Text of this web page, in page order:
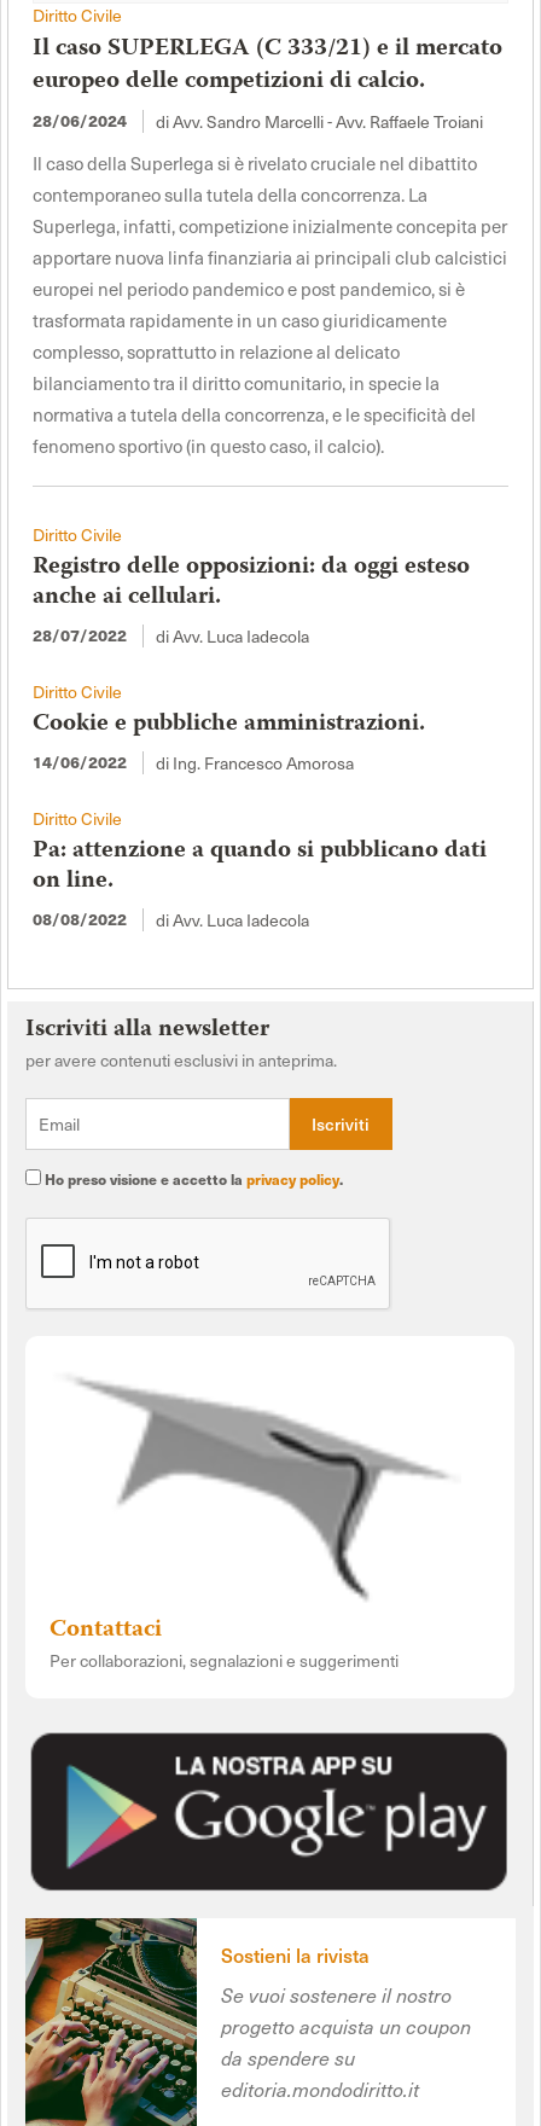
Diritto Civile
Il caso SUPERLEGA (C 333/21) e il mercato
europeo delle competizioni di calcio.
28/06/2024 di Avv. Sandro Marcelli - Avv. Raffaele Troiani
Il caso della Superlega si è rivelato cruciale nel dibattito
contemporaneo sulla tutela della concorrenza. La
Superlega, infatti, competizione inizialmente concepita per
apportare nuova linfa finanziaria ai principali club calcistici
europei nel periodo pandemico e post pandemico, si è
trasformata rapidamente in un caso giuridicamente
complesso, soprattutto in relazione al delicato
bilanciamento tra il diritto comunitario, in specie la
normativa a tutela della concorrenza, e le specificità del
fenomeno sportivo (in questo caso, il calcio).
Diritto Civile
Registro delle opposizioni: da oggi esteso
anche ai cellulari.
28/07/2022 di Avv. Luca Iadecola
Diritto Civile
Cookie e pubbliche amministrazioni.
14/06/2022 di Ing. Francesco Amorosa
Diritto Civile
Pa: attenzione a quando si pubblicano dati
on line.
08/08/2022 di Avv. Luca Iadecola
Iscriviti alla newsletter
per avere contenuti esclusivi in anteprima.
Ho preso visione e accetto la privacy policy.
Contattaci
Per collaborazioni, segnalazioni e suggerimenti
Sostieni la rivista
Se vuoi sostenere il nostro
progetto acquista un coupon
da spendere su
editoria.mondodiritto.it